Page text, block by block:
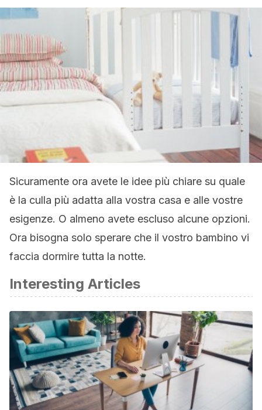
Sicuramente ora avete le idee più chiare su quale
è la culla più adatta alla vostra casa e alle vostre
esigenze. O almeno avete escluso alcune opzioni.
Ora bisogna solo sperare che il vostro bambino vi
faccia dormire tutta la notte.
Interesting Articles